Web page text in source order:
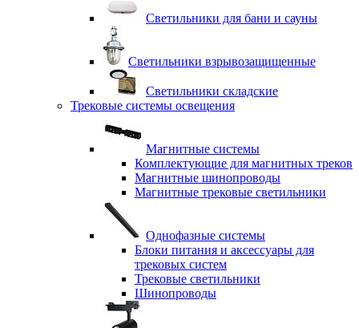
Светильники для бани и сауны
Светильники взрывозащищенные
Светильники складские
Трековые системы освещения
Магнитные системы
Комплектующие для магнитных треков
Магнитные шинопроводы
Магнитные трековые светильники
Однофазные системы
Блоки питания и аксессуары для
трековых систем
Трековые светильники
Шинопроводы